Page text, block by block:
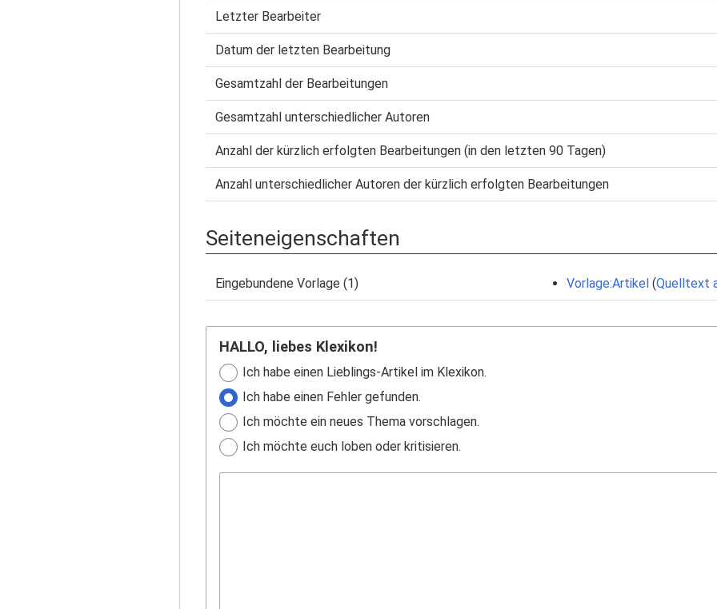
Letzter Bearbeiter
Datum der letzten Bearbeitung
Gesamtzahl der Bearbeitungen
Gesamtzahl unterschiedlicher Autoren
Anzahl der kürzlich erfolgten Bearbeitungen (in den letzten 90 Tagen)
Anzahl unterschiedlicher Autoren der kürzlich erfolgten Bearbeitungen
Seiteneigenschaften
Eingebundene Vorlage (1) Vorlage:Artikel (Quelltext
HALLO, liebes Klexikon!
Ich habe einen Lieblings-Artikel im Klexikon.
Ich habe einen Fehler gefunden.
Ich möchte ein neues Thema vorschlagen.
Ich möchte euch loben oder kritisieren.